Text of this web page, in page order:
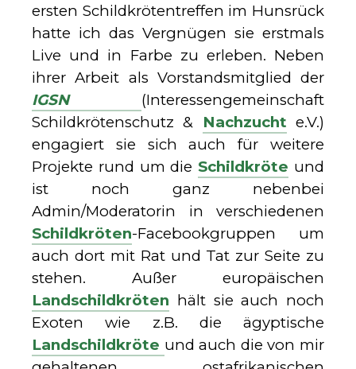
ersten Schildkrötentreffen im Hunsrück
hatte ich das Vergnügen sie erstmals
Live und in Farbe zu erleben. Neben
ihrer Arbeit als Vorstandsmitglied der
IGSN
(Interessengemeinschaft
Schildkrötenschutz &
Nachzucht e.V.)
engagiert sie sich auch für weitere
Projekte rund um die Schildkröte und
ist noch ganz nebenbei
Admin/Moderatorin in verschiedenen
Schildkröten-Facebookgruppen um
auch dort mit Rat und Tat zur Seite zu
stehen. Außer europäischen
Landschildkröten hält sie auch noch
Exoten wie z.B. die ägyptische
Landschildkröte und auch die von mir